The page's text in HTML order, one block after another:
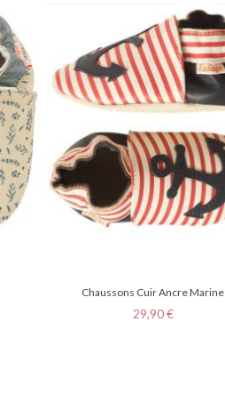
Chaussons Cuir Ancre Marine
Prix
29,90 €